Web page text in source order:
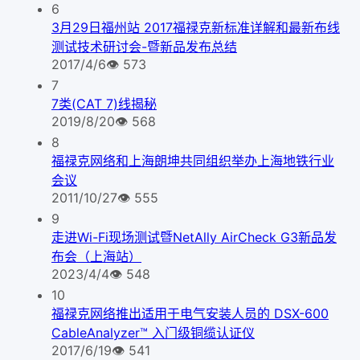
6
3月29日福州站 2017福禄克新标准详解和最新布线
测试技术研讨会-暨新品发布总结
2017/4/6👁 573
7
7类(CAT 7)线揭秘
2019/8/20👁 568
8
福禄克网络和上海朗坤共同组织举办上海地铁行业
会议
2011/10/27👁 555
9
走进Wi-Fi现场测试暨NetAlly AirCheck G3新品发
布会（上海站）
2023/4/4👁 548
10
福禄克网络推出适用于电气安装人员的 DSX-600
CableAnalyzer™ 入门级铜缆认证仪
2017/6/19👁 541